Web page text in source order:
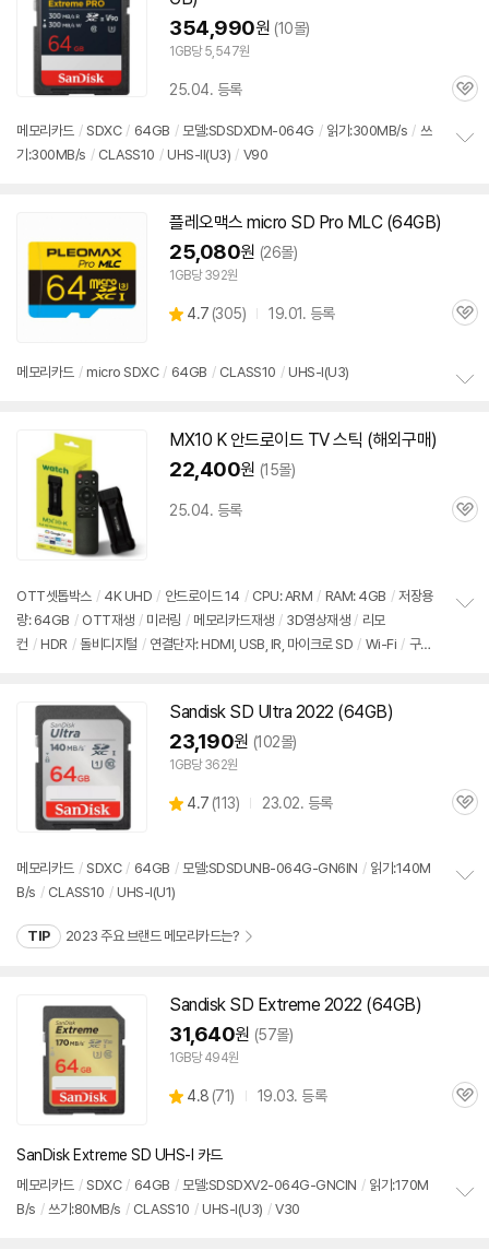
354,990원 (10몰)
1GB당 5,547원
25.04. 등록
관
메모리 카드 / SDXC / 64GB / 모델:SDSDXDM-064G / 읽기:300MB/s / 쓰
기:300MB/s / CLASS10 / UHS-II(U3) / V90
플레오맥스 micro SD Pro MLC (64GB)
25,080원 (26몰)
1GB당 392원
별
4.7 (상
305) 19.01. 등록
관
메모리 카드 / micro SDXC / 64GB / CLASS10 / UHS-I(U3)
MX10 K 안드로이드 TV 스틱 (해외구매)
22,400원 (15몰)
25.04. 등록
관
OTT셋톱박스 / 4K UHD / 안드로이드 14 / CPU: ARM / RAM: 4GB / 저장용
량: 64GB / OTT재생 / 미러링 / 메모리 카드재생 / 3D영상재생 / 리모
컨 / HDR / 돌비디지털 / 연결단자: HDMI, USB, IR, 마이크로SD / Wi-Fi / 구글
Sandisk SD Ultra 2022 (64GB)
23,190원 (102몰)
1GB당 362원
별
4.7 (상
뷰
113) 23.02. 등록
관
메모리 카드 / SDXC / 64GB / 모델:SDSDUNB-064G-GN6IN / 읽기:140M
B/s / CLASS10 / UHS-I(U1)
TIP 2023 주요 브랜드 메모리카드는?
Sandisk SD Extreme 2022 (64GB)
31,640원 (57몰)
1GB당 494원
별
4.8 (상
71) 19.03. 등록
관
SanDisk Extreme SD UHS-I 카드
메모리 카드 / SDXC / 64GB / 모델:SDSDXV2-064G-GNCIN / 읽기:170M
B/s / 쓰기:80MB/s / CLASS10 / UHS-I(U3) / V30